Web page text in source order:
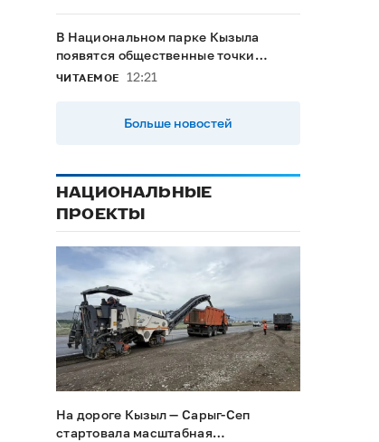
В Национальном парке Кызыла
появятся общественные точки
доступа к интернету
ЧИТАЕМОЕ 12:21
Больше новостей
НАЦИОНАЛЬНЫЕ
ПРОЕКТЫ
На дороге Кызыл — Сарыг-Сеп
стартовала масштабная